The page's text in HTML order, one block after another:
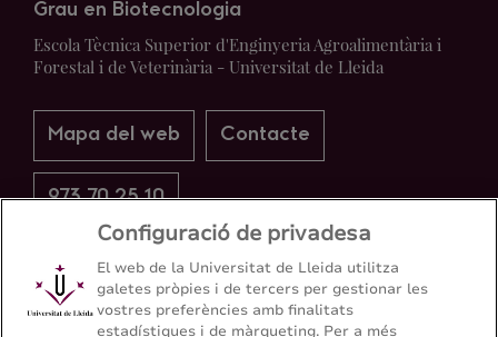
Grau en Biotecnologia
Escola Tècnica Superior d'Enginyeria Agroalimentària i
Forestal i de Veterinària - Universitat de Lleida
Mapa del web Contacte
973 70 25 10
Configuració de privadesa
El web de la Universitat de Lleida utilitza
galetes pròpies i de tercers per gestionar les
vostres preferències amb finalitats
estadístiques i de màrqueting. Per a més